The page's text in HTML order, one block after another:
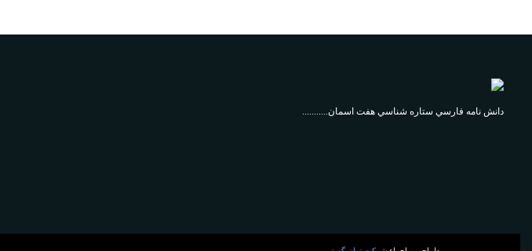
دانش نامه فارسي ستاره شناسي هفت اسمان...........